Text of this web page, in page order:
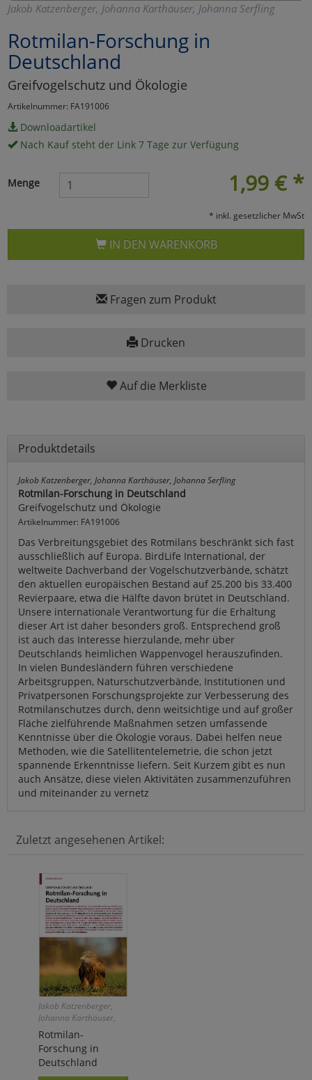
Jakob Katzenberger, Johanna Karthäuser, Johanna Serfling
Rotmilan-Forschung in
Deutschland
Greifvogelschutz und Ökologie
Artikelnummer: FA191006
Downloadartikel
Nach Kauf steht der Link 7 Tage zur Verfügung
1,99 € *
Menge
* inkl. gesetzlicher MwSt
IN DEN WARENKORB
Fragen zum Produkt
Drucken
Auf die Merkliste
Produktdetails
Jakob Katzenberger, Johanna Karthäuser, Johanna Serfling
Rotmilan-Forschung in Deutschland
Greifvogelschutz und Ökologie
Artikelnummer: FA191006
Das Verbreitungsgebiet des Rotmilans beschränkt sich fast
ausschließlich auf Europa. BirdLife International, der
weltweite Dachverband der Vogelschutzverbände, schätzt
den aktuellen europäischen Bestand auf 25.200 bis 33.400
Revierpaare, etwa die Hälfte davon brütet in Deutschland.
Unsere internationale Verantwortung für die Erhaltung
dieser Art ist daher besonders groß. Entsprechend groß
ist auch das Interesse hierzulande, mehr über
Deutschlands heimlichen Wappenvogel herauszufinden.
In vielen Bundesländern führen verschiedene
Arbeitsgruppen, Naturschutzverbände, Institutionen und
Privatpersonen Forschungsprojekte zur Verbesserung des
Rotmilanschutzes durch, denn weitsichtige und auf großer
Fläche zielführende Maßnahmen setzen umfassende
Kenntnisse über die Ökologie voraus. Dabei helfen neue
Methoden, wie die Satellitentelemetrie, die schon jetzt
spannende Erkenntnisse liefern. Seit Kurzem gibt es nun
auch Ansätze, diese vielen Aktivitäten zusammenzuführen
und miteinander zu vernetz
Zuletzt angesehenen Artikel:
Jakob Katzenberger,
Johanna Karthäuser,
Johanna Serfling
Rotmilan-
Forschung in
Deutschland
Umfragetools
Cookies
Einstellungen speichern
zurück
zu Haupptseite